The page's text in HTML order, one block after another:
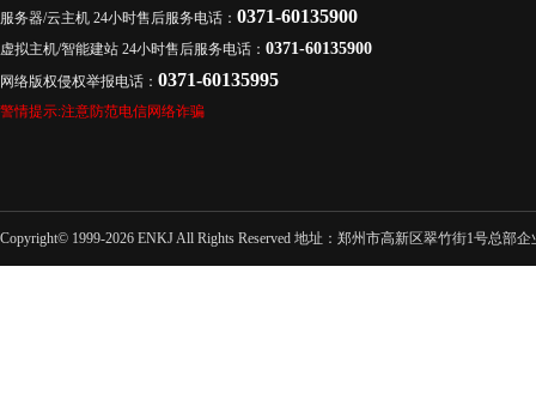
服务器/云主机 24小时售后服务电话： 0371-60135900
虚拟主机/智能建站 24小时售后服务电话： 0371-60135900
网络版权侵权举报电话： 0371-60135995
警情提示:注意防范电信网络诈骗
Copyright© 1999-2026 ENKJ All Rights Reserved 地址：郑州市高新区翠竹街1号